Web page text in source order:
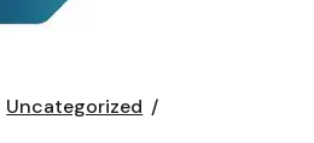
Uncategorized